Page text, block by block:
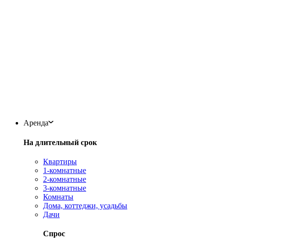
Аренда
На длительный срок
Квартиры
1-комнатные
2-комнатные
3-комнатные
Комнаты
Дома, коттеджи, усадьбы
Дачи
Спрос